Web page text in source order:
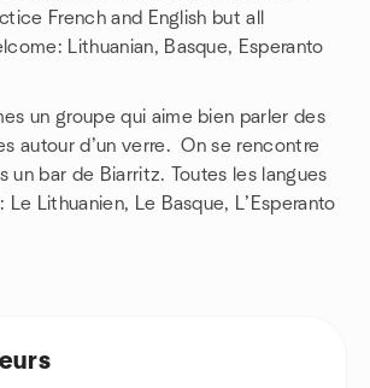
French and English but all
Lithuanian, Basque, Esperanto
un groupe qui aime bien parler des
autour d’un verre. On se rencontre
un bar de Biarritz. Toutes les langues
Lithuanien, Le Basque, L’Esperanto